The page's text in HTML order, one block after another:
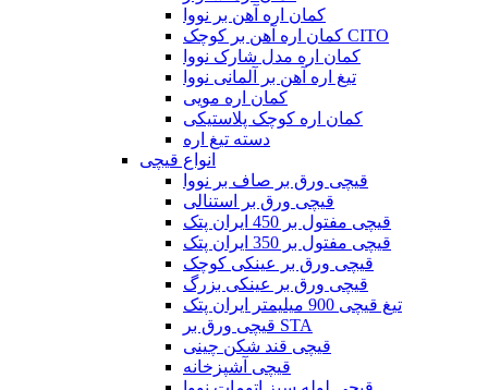
کمان اره آهن بر نووا
کمان اره آهن بر کوچک CITO
کمان اره مدل شارک نووا
تیغ اره آهن بر آلمانی نووا
کمان اره مویی
کمان اره کوچک پلاستیکی
دسته تیغ اره
انواع قیچی
قیچی ورق بر صاف بر نووا
قیچی ورق بر استنالی
قیچی مفتول بر 450 ایران پتک
قیچی مفتول بر 350 ایران پتک
قیچی ورق بر عینکی کوچک
قیچی ورق بر عینکی بزرگ
تیغ قیچی 900 میلیمتر ایران پتک
قیچی ورق بر STA
قیچی قند شکن چینی
قیچی آشپزخانه